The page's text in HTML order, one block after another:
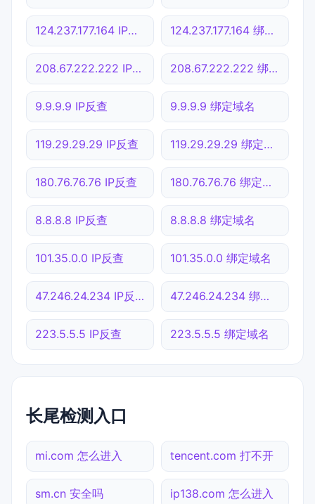
124.237.177.164 IP反查 124.237.177.164 绑定域名
208.67.222.222 IP反查 208.67.222.222 绑定域名
9.9.9.9 IP反查 9.9.9.9 绑定域名
119.29.29.29 IP反查 119.29.29.29 绑定域名
180.76.76.76 IP反查 180.76.76.76 绑定域名
8.8.8.8 IP反查 8.8.8.8 绑定域名
101.35.0.0 IP反查 101.35.0.0 绑定域名
47.246.24.234 IP反查 47.246.24.234 绑定域名
223.5.5.5 IP反查 223.5.5.5 绑定域名
长尾检测入口
mi.com 怎么进入 tencent.com 打不开
sm.cn 安全吗 ip138.com 怎么进入